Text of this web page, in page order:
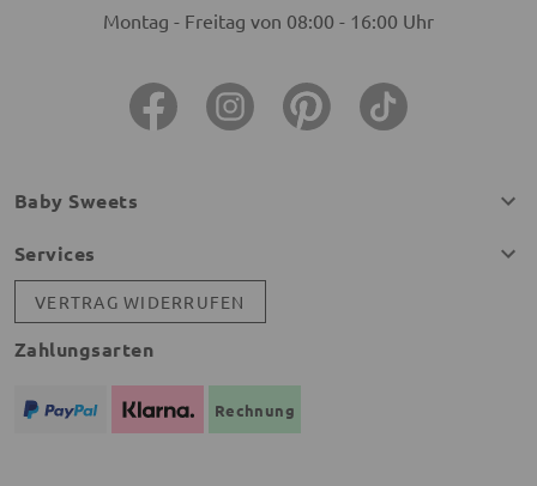
Montag - Freitag von 08:00 - 16:00 Uhr
Baby Sweets
Services
VERTRAG WIDERRUFEN
Zahlungsarten
Rechnung